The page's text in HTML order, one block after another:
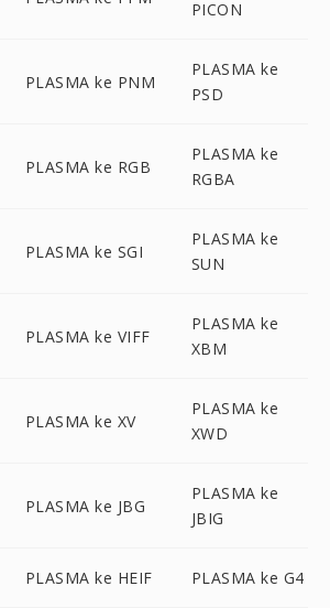
PICON
PLASMA ke PNM
PLASMA ke
PSD
PLASMA ke RGB
PLASMA ke
RGBA
PLASMA ke SGI
PLASMA ke
SUN
PLASMA ke VIFF
PLASMA ke
XBM
PLASMA ke XV
PLASMA ke
XWD
PLASMA ke JBG
PLASMA ke
JBIG
PLASMA ke HEIF PLASMA ke G4